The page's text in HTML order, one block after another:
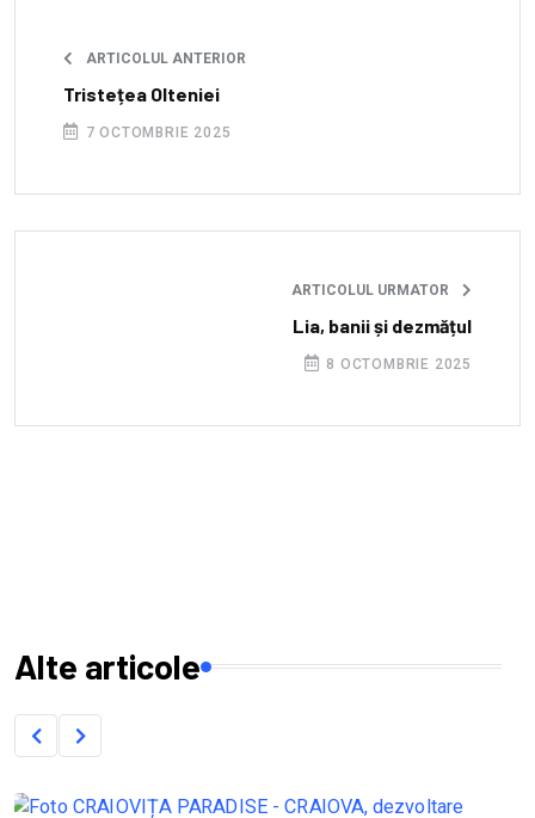
ARTICOLUL ANTERIOR
Tristețea Olteniei
7 OCTOMBRIE 2025
ARTICOLUL URMATOR
Lia, banii și dezmățul
8 OCTOMBRIE 2025
Alte articole